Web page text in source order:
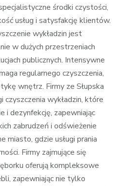
środki czystości,
usług i satysfakcję klientów.
wykładzin jest
w dużych przestrzeniach
publicznych. Intensywne
regularnego czyszczenia,
wnętrz. Firmy ze Słupska
czyszczenia wykładzin, które
i dezynfekcję, zapewniając
zabrudzeń i odświeżenie
miasto, gdzie usługi prania
Firmy zajmujące się
oferują kompleksowe
zapewniając nie tylko